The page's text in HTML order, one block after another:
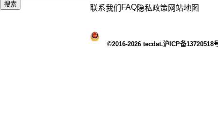
搜索 联系我们 FAQ隐私政策 网站地图
©2016-2026 tecdat.沪ICP备13720518